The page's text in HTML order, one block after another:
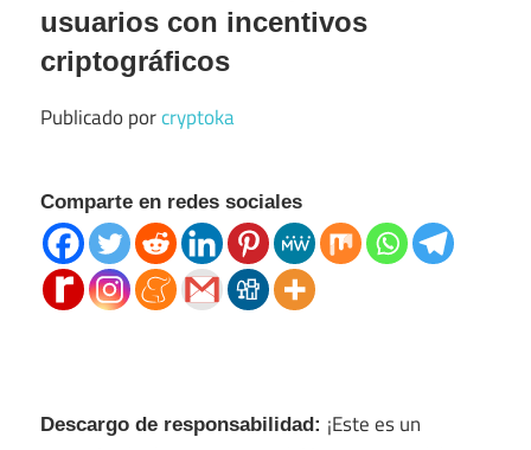
usuarios con incentivos
criptográficos
Publicado porcryptoka
Comparte en redes sociales
Descargo de responsabilidad: ¡Este es un